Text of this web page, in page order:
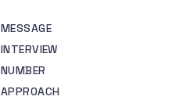
MESSAGE
INTERVIEW
NUMBER
APPROACH